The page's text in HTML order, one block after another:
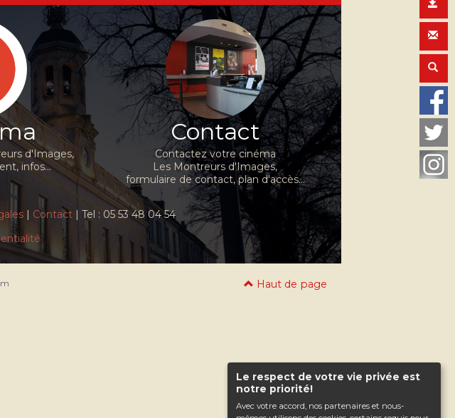
Le respect de votre vie privée est
notre priorité!
Avec votre accord, nos partenaires et nous-
d'Images,
infos...
Contact
Contactez votre cinéma
Les Montreurs d'Images,
formulaire de contact, plan d'accès...
| Contact | Tel : 05 53 48 04 54
Haut de page